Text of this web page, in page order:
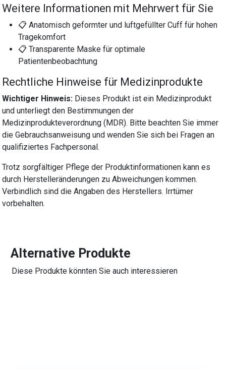
Weitere Informationen mit Mehrwert für Sie
📋 Anatomisch geformter und luftgefüllter Cuff für hohen
Tragekomfort
📋 Transparente Maske für optimale
Patientenbeobachtung
Rechtliche Hinweise für Medizinprodukte
Wichtiger Hinweis: Dieses Produkt ist ein Medizinprodukt
und unterliegt den Bestimmungen der
Medizinprodukteverordnung (MDR). Bitte beachten Sie immer
die Gebrauchsanweisung und wenden Sie sich bei Fragen an
qualifiziertes Fachpersonal.
Trotz sorgfältiger Pflege der Produktinformationen kann es
durch Herstelleränderungen zu Abweichungen kommen.
Verbindlich sind die Angaben des Herstellers. Irrtümer
vorbehalten.
Alternative Produkte
Diese Produkte könnten Sie auch interessieren